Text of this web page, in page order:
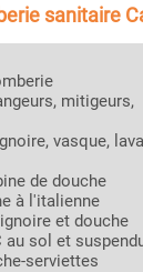
sanitaire
mitigeurs,
vasque,
de douche
à l'italienne
et douche
au sol et
serviettes